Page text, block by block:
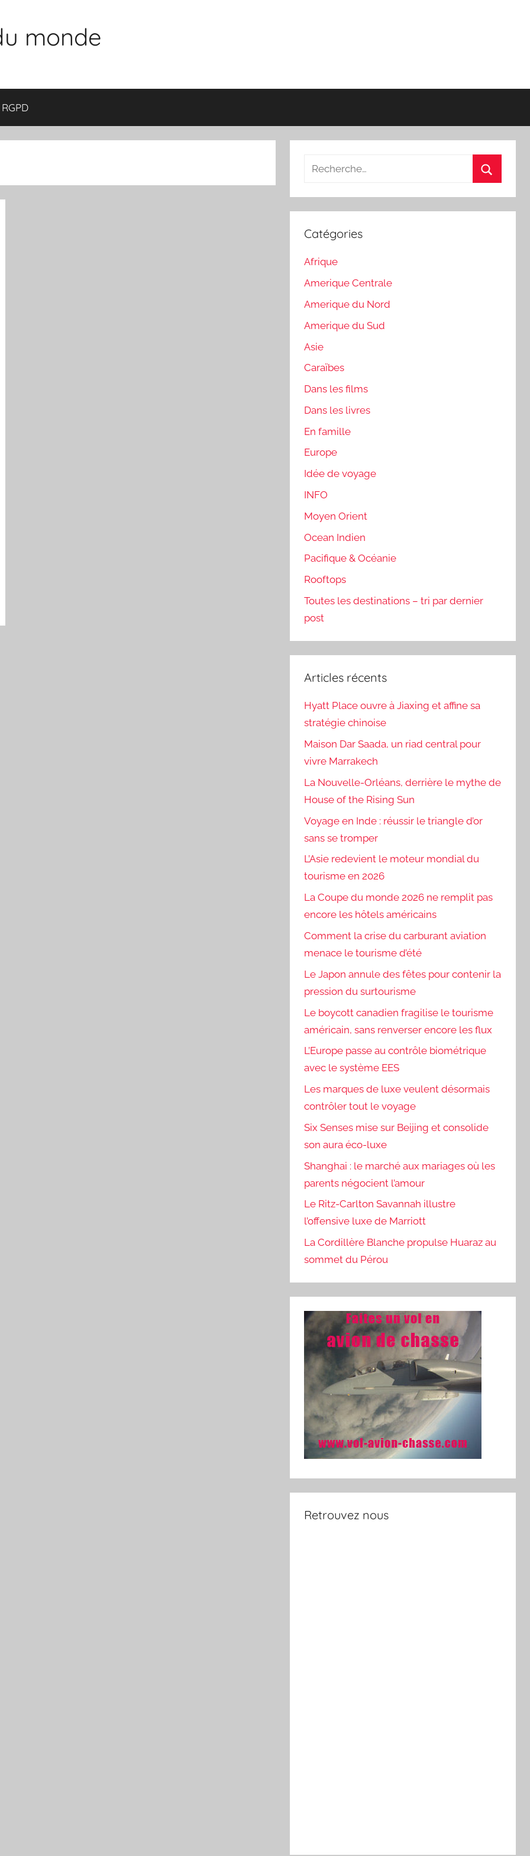
monde
RGPD
Recherche
:
Catégories
Afrique
Amerique Centrale
Amerique du Nord
Amerique du Sud
Asie
Caraïbes
Dans les films
Dans les livres
En famille
Europe
Idée de voyage
INFO
Moyen Orient
Ocean Indien
Pacifique & Océanie
Rooftops
Toutes les destinations – tri par dernier
post
Articles récents
Hyatt Place ouvre à Jiaxing et affine sa
stratégie chinoise
Maison Dar Saada, un riad central pour
vivre Marrakech
La Nouvelle-Orléans, derrière le mythe de
House of the Rising Sun
Voyage en Inde : réussir le triangle d’or
sans se tromper
L’Asie redevient le moteur mondial du
tourisme en 2026
La Coupe du monde 2026 ne remplit pas
encore les hôtels américains
Comment la crise du carburant aviation
menace le tourisme d’été
Le Japon annule des fêtes pour contenir la
pression du surtourisme
Le boycott canadien fragilise le tourisme
américain, sans renverser encore les flux
L’Europe passe au contrôle biométrique
avec le système EES
Les marques de luxe veulent désormais
contrôler tout le voyage
Six Senses mise sur Beijing et consolide
son aura éco-luxe
Shanghai : le marché aux mariages où les
parents négocient l’amour
Le Ritz-Carlton Savannah illustre
l’offensive luxe de Marriott
La Cordillère Blanche propulse Huaraz au
sommet du Pérou
Retrouvez nous